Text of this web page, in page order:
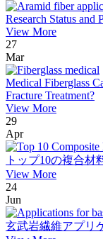
Research Status and
View More
27
Mar
Medical Fiberglass
Fracture Treatment?
View More
29
Apr
トップ10の複合材
View More
24
Jun
玄武岩繊維アプリ